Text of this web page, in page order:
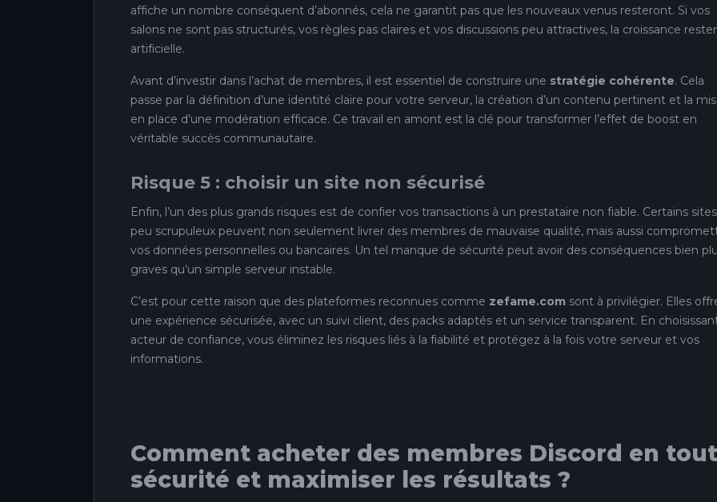
affiche un nombre conséquent d’abonnés, cela ne garantit pas que les nouveaux venus resteront. Si vos
salons ne sont pas structurés, vos règles pas claires et vos discussions peu attractives, la croissance
artificielle.
Avant d’investir dans l’achat de membres, il est essentiel de construire une stratégie cohérente. Cela
passe par la définition d’une identité claire pour votre serveur, la création d’un contenu pertinent et la
en place d’une modération efficace. Ce travail en amont est la clé pour transformer l’effet de boost en
véritable succès communautaire.
Risque 5 : choisir un site non sécurisé
Enfin, l’un des plus grands risques est de confier vos transactions à un prestataire non fiable. Certains sites
peu scrupuleux peuvent non seulement livrer des membres de mauvaise qualité, mais aussi
vos données personnelles ou bancaires. Un tel manque de sécurité peut avoir des conséquences bien
graves qu’un simple serveur instable.
C’est pour cette raison que des plateformes reconnues comme zefame.com sont à privilégier. Elles
une expérience sécurisée, avec un suivi client, des packs adaptés et un service transparent. En
acteur de confiance, vous éliminez les risques liés à la fiabilité et protégez à la fois votre serveur et vos
informations.
Comment acheter des membres Discord en
sécurité et maximiser les résultats ?